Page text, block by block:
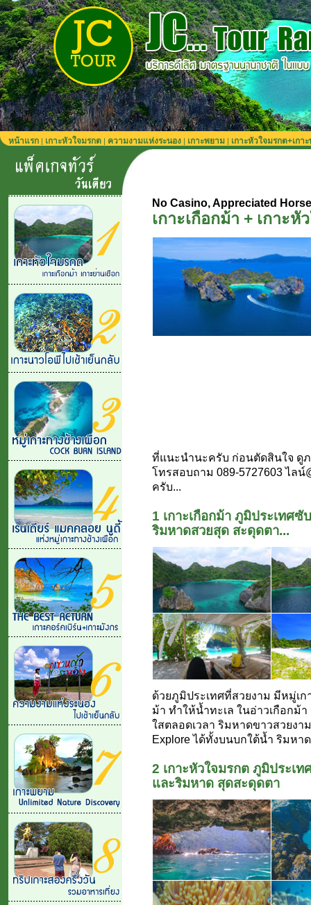
หน้าแรก | เกาะหัวใจมรกต | ความงามแห่งระนอง | เกาะพยาม | เกาะหัวใจมรกต+เกา
No Casino, Appreciated
เกาะเกือกม้า + เกาะหั
ที่แนะนำนะครับ ก่อนตัดสินใจ ดูภ
โทรสอบถาม 089-5727603 ไล
ครับ...
1 เกาะเกือกม้า ภูมิประเทศ
ริมหาดสวยสุด สะดุดตา...
ด้วยภูมิประเทศที่สวยงาม มีหมู่เก
ม้า ทำให้น้ำทะเล ในอ่าวเกือก
ใสตลอดเวลา ริมหาดขาวสวยงา
Explore ได้ทั้งบนบกใต้น้ำ ริมหา
2 เกาะหัวใจมรกต ภูมิประเ
และริมหาด สุดสะดุดตา